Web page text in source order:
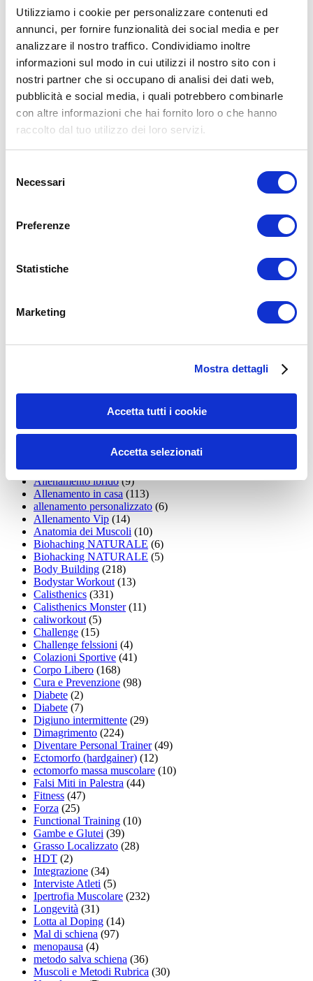
Utilizziamo i cookie per personalizzare contenuti ed
annunci, per fornire funzionalità dei social media e per
analizzare il nostro traffico. Condividiamo inoltre
informazioni sul modo in cui utilizzi il nostro sito con i
nostri partner che si occupano di analisi dei dati web,
pubblicità e social media, i quali potrebbero combinarle
con altre informazioni che hai fornito loro o che hanno
raccolto dal tuo utilizzo dei loro servizi.
delNecessari
Preferenze
Statistiche
Marketing
Mostra dettagli
Accetta tutti i cookie
Accetta selezionati
ALLENATI CON ME!
15WORKOUT
Addominali(99)
Allenamenti in Diretta(30)
(1.800)
Allenamento aerobico(16)
Allenamento Braccia(9)
Allenamento Donne(75)
Allenamento funzionale(6)
Allenamento ibrido(9)
Allenamento in casa (113)
allenamento personalizzato (6)
Allenamento Vip (14)
Anatomia dei Muscoli (10)
Biohaching NATURALE (6)
Biohacking NATURALE (5)
Body Building (218)
Bodystar Workout(13)
Calisthenics (331)
Calisthenics Monster(11)
caliworkout(5)
Challenge (15)
Challenge felssioni (4)
Colazioni Sportive (41)
Corpo Libero (168)
Cura e Prevenzione (98)
Diabete (2)
Diabete (7)
Digiuno intermittente (29)
Dimagrimento (224)
Diventare Personal Trainer(49)
Ectomorfo (hardgainer) (12)
ectomorfo massa muscolare (10)
Falsi Miti in Palestra (44)
Fitness (47)
Forza (25)
Functional Training (10)
Gambe e Glutei (39)
Grasso Localizzato (28)
HDT (2)
Integrazione (34)
Interviste Atleti (5)
Ipertrofia Muscolare (232)
Longevità (31)
Lotta al Doping (14)
Mal di schiena (97)
menopausa (4)
metodo salva schiena (36)
Muscoli e Metodi Rubrica (30)